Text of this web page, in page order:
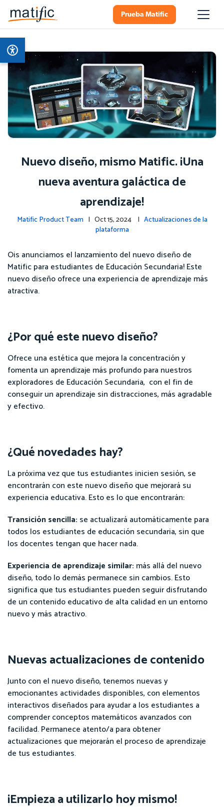
Prueba Matific
Nuevo diseño, mismo Matific. ¡Una
nueva aventura galáctica de
aprendizaje!
Matific Product Team | Oct 15, 2024 | Actualizaciones de la
plataforma
Ois anunciamos el lanzamiento del nuevo diseño de
Matific para estudiantes de Educación Secundaria! Este
nuevo diseño ofrece una experiencia de aprendizaje más
atractiva.
¿Por qué este nuevo diseño?
Ofrece una estética que mejora la concentración y
fomenta un aprendizaje más profundo para nuestros
exploradores de Educación Secundaria, con el fin de
conseguir un aprendizaje sin distracciones, más agradable
y efectivo.
¿Qué novedades hay?
La próxima vez que tus estudiantes inicien sesión, se
encontrarán con este nuevo diseño que mejorará su
experiencia educativa. Esto es lo que encontrarán:
Transición sencilla: se actualizará automáticamente para
todos los estudiantes de educación secundaria, sin que
los docentes tengan que hacer nada.
Experiencia de aprendizaje similar: más allá del nuevo
diseño, todo lo demás permanece sin cambios. Esto
significa que tus estudiantes pueden seguir disfrutando
de un contenido educativo de alta calidad en un entorno
nuevo y más atractivo.
Nuevas actualizaciones de contenido
Junto con el nuevo diseño, tenemos nuevas y
emocionantes actividades disponibles, con elementos
interactivos diseñados para ayudar a los estudiantes a
comprender conceptos matemáticos avanzados con
facilidad. Permanece atento/a para obtener
actualizaciones que mejorarán el proceso de aprendizaje
de tus estudiantes.
¡Empieza a utilizarlo hoy mismo!